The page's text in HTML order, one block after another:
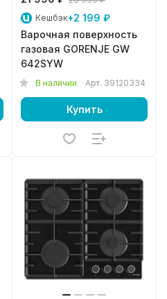
Кешбэк+2 199 ₽
Варочная поверхность
газовая GORENJE GW
642SYW
В наличии Арт. 39120334
Купить